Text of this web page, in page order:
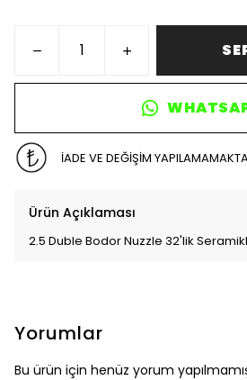
İADE VE DEĞİŞİM
Ürün Açıklaması
2.5 Duble Bodor Nuzzle 32'lik
Yorumlar
Bu ürün için henüz yorum